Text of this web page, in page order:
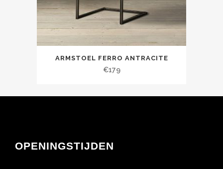
ARMSTOEL FERRO ANTRACITE
€179
OPENINGSTIJDEN